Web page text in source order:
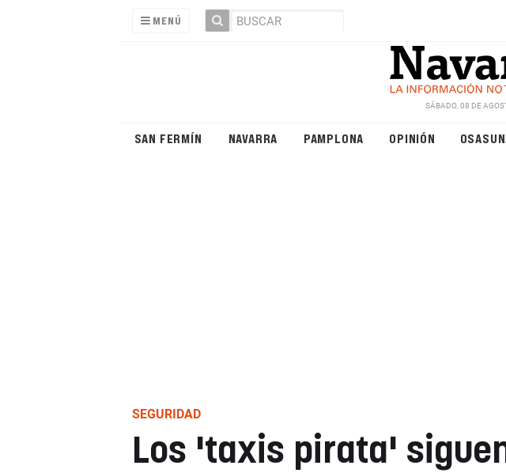
MENÚ
SÁBADO, 08 DE
SAN FERMÍN NAVARRA PAMPLONA OPINIÓN
SEGURIDAD
Los 'taxis pirata'